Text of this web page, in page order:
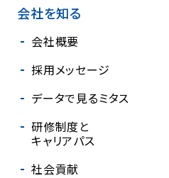
会社を知る
会社概要
採用メッセージ
データで見るミタス
研修制度と
キャリアパス
社会貢献